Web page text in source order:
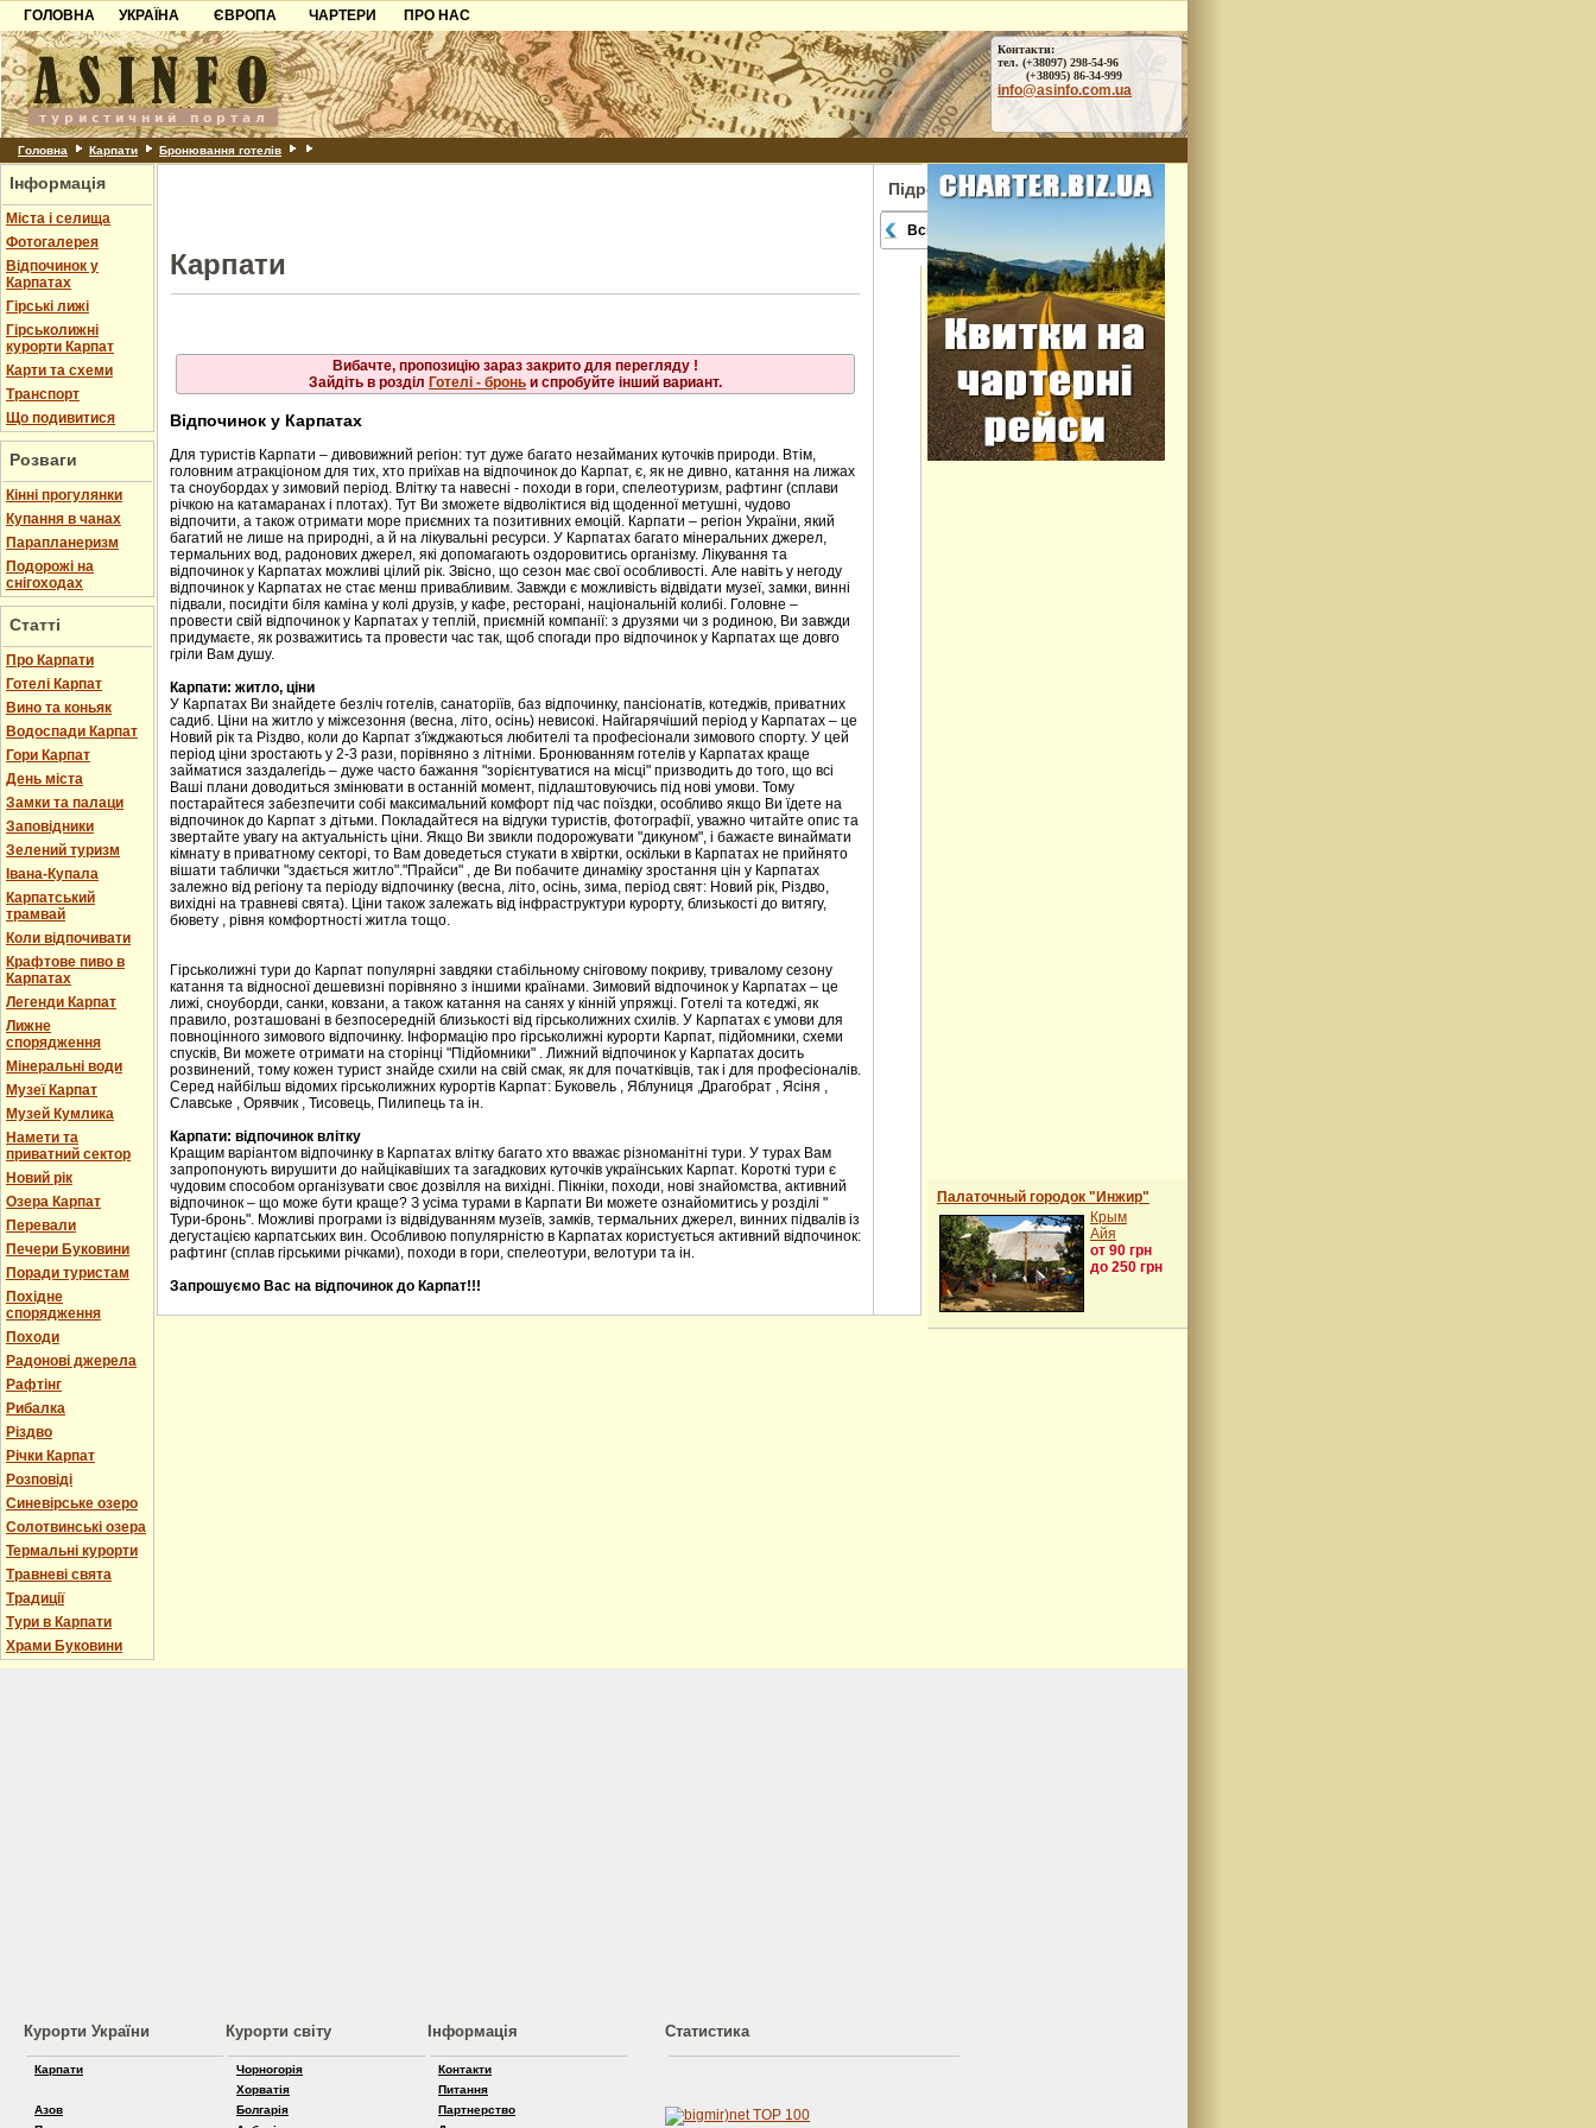
ГОЛОВНА
УКРАЇНА
Карпати
Азов
Причорноморря
Шацьк
ЄВРОПА
Чорногорія
Хорватія
Болгарія
Албанія
ЧАРТЕРИ
ПРО НАС
Контакти
Партнерам
Додати готель
Контакти:
тел. (+38097) 298-54-96
(+38095) 86-34-999
info@asinfo.com.ua
Головна Карпати Бронювання готелів
Інформація
Міста і селища
Фотогалерея
Відпочинок у
Карпатах
Гірські лижі
Гірськолижні
курорти Карпат
Карти та схеми
Транспорт
Що подивитися
Розваги
Кінні прогулянки
Купання в чанах
Парапланеризм
Подорожі на
снігоходах
Статті
Про Карпати
Готелі Карпат
Вино та коньяк
Водоспади Карпат
Гори Карпат
День міста
Замки та палаци
Заповідники
Зелений туризм
Івана-Купала
Карпатський
трамвай
Коли відпочивати
Крафтове пиво в
Карпатах
Легенди Карпат
Лижне
спорядження
Мінеральні води
Музеї Карпат
Музей Кумлика
Намети та
приватний сектор
Новий рік
Озера Карпат
Перевали
Печери Буковини
Поради туристам
Похідне
спорядження
Походи
Радонові джерела
Рафтінг
Рибалка
Різдво
Річки Карпат
Розповіді
Синевірське озеро
Солотвинські озера
Термальні курорти
Травневі свята
Традиції
Тури в Карпати
Храми Буковини
Карпати
Вибачте, пропозицію зараз закрито для перегляду !
Зайдіть в розділ Готелі - бронь и спробуйте інший вариант.
Відпочинок у Карпатах
Для туристів Карпати – дивовижний регіон: тут дуже багато незайманих куточків природи. Втім,
головним атракціоном для тих, хто приїхав на відпочинок до Карпат, є, як не дивно, катання на лижах
та сноубордах у зимовий період. Влітку та навесні - походи в гори, спелеотуризм, рафтинг (сплави
річкою на катамаранах і плотах). Тут Ви зможете відволіктися від щоденної метушні, чудово
відпочити, а також отримати море приємних та позитивних емоцій. Карпати – регіон України, який
багатий не лише на природні, а й на лікувальні ресурси. У Карпатах багато мінеральних джерел,
термальних вод, радонових джерел, які допомагають оздоровитись організму. Лікування та
відпочинок у Карпатах можливі цілий рік. Звісно, що сезон має свої особливості. Але навіть у негоду
відпочинок у Карпатах не стає менш привабливим. Завжди є можливість відвідати музеї, замки, винні
підвали, посидіти біля каміна у колі друзів, у кафе, ресторані, національній колибі. Головне –
провести свій відпочинок у Карпатах у теплій, приємній компанії: з друзями чи з родиною, Ви завжди
придумаєте, як розважитись та провести час так, щоб спогади про відпочинок у Карпатах ще довго
гріли Вам душу.
Карпати: житло, ціни
У Карпатах Ви знайдете безліч готелів, санаторіїв, баз відпочинку, пансіонатів, котеджів, приватних
садиб. Ціни на житло у міжсезоння (весна, літо, осінь) невисокі. Найгарячіший період у Карпатах – це
Новий рік та Різдво, коли до Карпат з'їжджаються любителі та професіонали зимового спорту. У цей
період ціни зростають у 2-3 рази, порівняно з літніми. Бронюванням готелів у Карпатах краще
займатися заздалегідь – дуже часто бажання "зорієнтуватися на місці" призводить до того, що всі
Ваші плани доводиться змінювати в останній момент, підлаштовуючись під нові умови. Тому
постарайтеся забезпечити собі максимальний комфорт під час поїздки, особливо якщо Ви їдете на
відпочинок до Карпат з дітьми. Покладайтеся на відгуки туристів, фотографії, уважно читайте опис та
звертайте увагу на актуальність ціни. Якщо Ви звикли подорожувати "дикуном", і бажаєте винаймати
кімнату в приватному секторі, то Вам доведеться стукати в хвіртки, оскільки в Карпатах не прийнято
вішати таблички "здається житло"."Прайси" , де Ви побачите динаміку зростання цін у Карпатах
залежно від регіону та періоду відпочинку (весна, літо, осінь, зима, період свят: Новий рік, Різдво,
вихідні на травневі свята). Ціни також залежать від інфраструктури курорту, близькості до витягу,
бювету , рівня комфортності житла тощо.
Гірськолижні тури до Карпат популярні завдяки стабільному сніговому покриву, тривалому сезону
катання та відносної дешевизні порівняно з іншими країнами. Зимовий відпочинок у Карпатах – це
лижі, сноуборди, санки, ковзани, а також катання на санях у кінній упряжці. Готелі та котеджі, як
правило, розташовані в безпосередній близькості від гірськолижних схилів. У Карпатах є умови для
повноцінного зимового відпочинку. Інформацію про гірськолижні курорти Карпат, підйомники, схеми
спусків, Ви можете отримати на сторінці "Підйомники" . Лижний відпочинок у Карпатах досить
розвинений, тому кожен турист знайде схили на свій смак, як для початківців, так і для професіоналів.
Серед найбільш відомих гірськолижних курортів Карпат: Буковель , Яблуниця ,Драгобрат , Ясіня ,
Славське , Орявчик , Тисовець, Пилипець та ін.
Карпати: відпочинок влітку
Кращим варіантом відпочинку в Карпатах влітку багато хто вважає різноманітні тури. У турах Вам
запропонують вирушити до найцікавіших та загадкових куточків українських Карпат. Короткі тури є
чудовим способом організувати своє дозвілля на вихідні. Пікніки, походи, нові знайомства, активний
відпочинок – що може бути краще? З усіма турами в Карпати Ви можете ознайомитись у розділі "
Тури-бронь". Можливі програми із відвідуванням музеїв, замків, термальних джерел, винних підвалів із
дегустацією карпатських вин. Особливою популярністю в Карпатах користується активний відпочинок:
рафтинг (сплав гірськими річками), походи в гори, спелеотури, велотури та ін.
Запрошуємо Вас на відпочинок до Карпат!!!
Підрозділи
Всі міста
Рахів
Свалява
Ужгород
Чинадійово
Шаян
Ясіня
Львів
Сколе
Славське
Східниця
Трускавець
Палаточный городок "Инжир"
Крым
Айя
от 90 грн
до 250 грн
Курорти України
Карпати
Азов
Курорти світу
Чорногорія
Хорватія
Болгарія
Інформація
Контакти
Питання
Партнерство
Статистика